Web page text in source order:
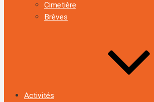
Cimetière
Brèves
Activités